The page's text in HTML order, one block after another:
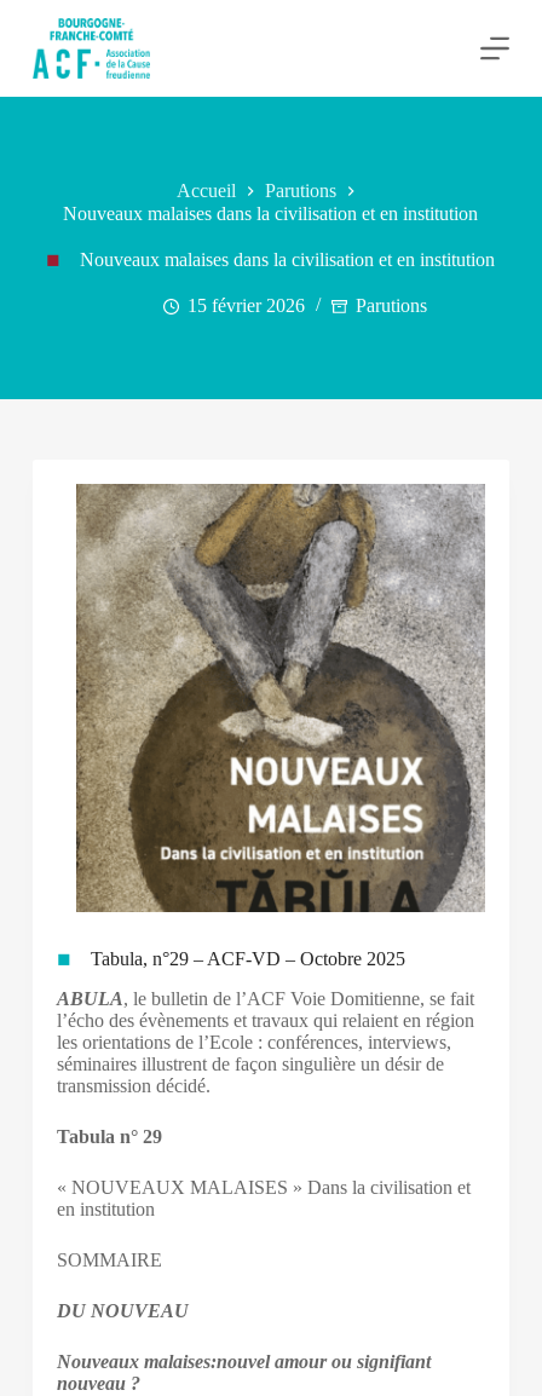
Accueil
Parutions
Nouveaux malaises dans la civilisation et en institution
Nouveaux malaises dans la civilisation et en institution
15 février 2026 Parutions
Tabula, n°29 – ACF-VD – Octobre 2025
ABULA, le bulletin de l’ACF Voie Domitienne, se fait
l’écho des évènements et travaux qui relaient en région
les orientations de l’Ecole : conférences, interviews,
séminaires illustrent de façon singulière un désir de
transmission décidé.
Tabula n° 29
« NOUVEAUX MALAISES » Dans la civilisation et
en institution
SOMMAIRE
DU NOUVEAU
Nouveaux malaises:nouvel amour ou signifiant
nouveau ?